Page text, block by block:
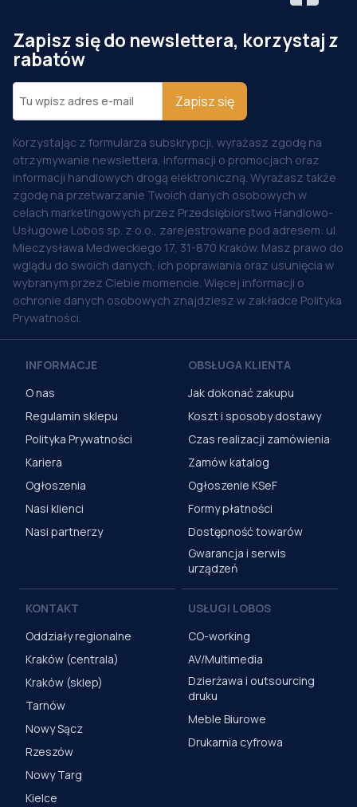
Zapisz się do newslettera, korzystaj z
rabatów
Zapisz się
Korzystając z formularza subskrypcji, wyrażasz zgodę na
otrzymywanie newslettera, informacji o promocjach oraz
informacji handlowych drogą elektroniczną. Wyrażasz także
zgodę na przetwarzanie Twoich danych osobowych w
celach marketingowych przez Przedsiębiorstwo Handlowo-
Usługowe Lobos sp. z o.o., zarejestrowane pod adresem: ul.
Mieczysława Medweckiego 17, 31-870 Kraków. Masz prawo do
wglądu do swoich danych, ich poprawiania oraz usunięcia w
wybranym przez Ciebie momencie. Więcej informacji o
ochronie danych osobowych znajdziesz w zakładce Polityka
Prywatności.
INFORMACJE
O nas
Regulamin sklepu
Polityka Prywatności
Kariera
Ogłoszenia
Nasi klienci
Nasi partnerzy
OBSŁUGA KLIENTA
Jak dokonać zakupu
Koszt i sposoby dostawy
Czas realizacji zamówienia
Zamów katalog
Ogłoszenie KSeF
Formy płatności
Dostępność towarów
Gwarancja i serwis
urządzeń
KONTAKT
Oddziały regionalne
Kraków (centrala)
Kraków (sklep)
Tarnów
Nowy Sącz
Rzeszów
Nowy Targ
Kielce
USŁUGI LOBOS
CO-working
AV/Multimedia
Dzierżawa i outsourcing
druku
Meble Biurowe
Drukarnia cyfrowa